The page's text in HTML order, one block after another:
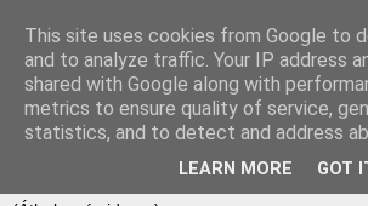
This site uses cookies from Google to
and to analyze traffic. Your IP address
shared with Google along with
metrics to ensure quality of service,
statistics, and to detect and address
LEARN MORE GOT